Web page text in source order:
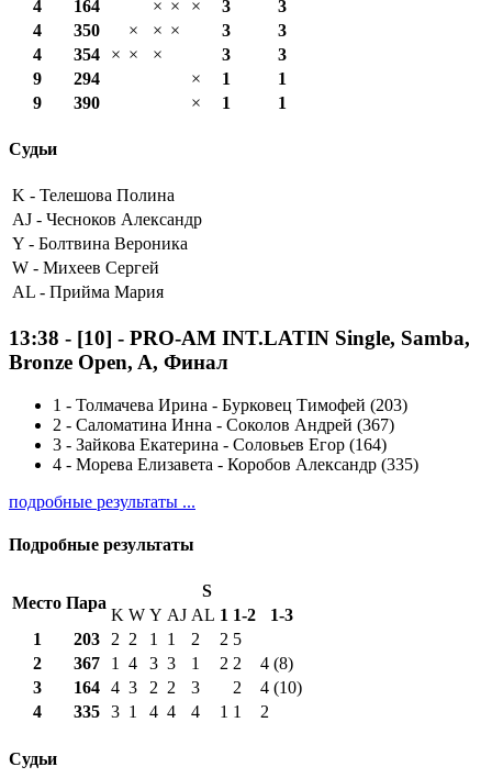
4
164 × × × 3
3
4
350 × × × 3
3
4
354 × × × 3
3
9
294 × 1
1
9
390 × 1 1
Судьи
K - Телешова Полина
AJ - Чесноков Александр
Y - Болтвина Вероника
W - Михеев Сергей
AL - Прийма Мария
13:38 - [10] - PRO-AM INT.LATIN Single, Samba,
Bronze Open, A, Финал
1 - Толмачева Ирина - Бурковец Тимофей (203)
2 - Саломатина Инна - Соколов Андрей (367)
3 - Зайкова Екатерина - Соловьев Егор (164)
4 - Морева Елизавета - Коробов Александр (335)
подробные результаты ...
Подробные результаты
Место Пара
S
K W Y AJ AL 1 1-2
1-3
1
203 2 2 1 1 2 2 5
2
367 1 4 3 3 1 2 2
4 (8)
3
164 4 3 2 2 3 2
4 (10)
4
335 3 1 4 4 4 1 1 2
Судьи